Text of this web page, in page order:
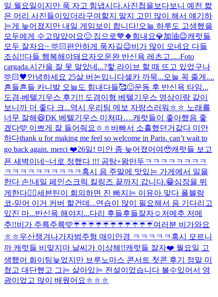
일 월요일이지만 푹 자고 힘냅시다.사진첩을보다보니 예전 짧
은 머리 사진들이있더라구여 할지 말지 고민 많이 해서 얘기하
는게 늦어졌지만 내일 게임보이 합니다!오늘 하루도 고생했을
모두에게 수고많았어요🙂 집으로💙 🍀힘내요💎加油😉캐럿들
모두 잘자요~ 🫶🏻편안하게 푹자길😉비가 많이 오네요 다들
조심!!다들 행복해야돼요자오운완 반신욕 레츠고.....Foto
cargada.시간을 잘 못 알았네...?핳 라이브 할 때 뜨고 있었구나
🫶🏻🖤안녕하세요 25살 버논입니다셀카 까묵...오늘 꼭 줄게....
흔들흔들 카니발 오늘도 힘내다들🥰🙂운동 후 반신욕 타임...
도겸-베텔기우스 후기!! 도겸이형 베텔기우스 영상이랑 같이
보니까 더 좋다 크...역시 우리팀 메보 자랑스러워ㅎㅎ 노래를
너무 잘해😆DK 베텔기우스 미쳐따….캐럿들이 좋아했음 좋
겠다🩵 이쁘게 잘 들어줘요ㅎㅎ바빠서 소홀했던거같다 미안
하다thank u for making me feel so welcome in Paris. can’t wait to
go back again. merci ❤️26일! 미안 좀 늦어졌어여🥹캐럿들 보고
픈 새벽이네~너로 정했다 !!! 곰탕+왕만두 ㅋㅋㅋㅋㅋㅋㅋㅋ
ㅋㅋㅋㅋㅋㅋㅋㅋㅋㅋ 혹시 음 주말에 맛있는 가게에서 일을
한다 손!내일 페인스크릭 킬링즈 끝까지 갑니다.😁심장을 뛰
게한다❤️‍🔥세븐틴이 회의하면 진 빠지는 이유아 맞다 폴블랑
코-믿어 이거 커버 할건데...연습이 많이 필요해서 음 기다리고
있진 마...반신욕 해야지...다리 후들후들잘자☺️ 저메추 저메
추!!비가 주륵주륵🩵☔️☔️☔️☔️☔️☔️☔️☔️☔️☔️☔️여러분 비가와요
ㅎㅎ우산챙겨나가자범주형 매미안경 ㅋㅋㅋㅋㅋ 혹시 모르니
까 캐럿들 비맞지마 날씨가 이상해!!캐럿들 잘자❤️ 월요일 고
생했어 화이팅늦었지만 브루노마스 콘서트 첫콘 후기 정말 미
쳤고 대단했고 그는 살아있는 전설이었습니다 볼수있어서 영
광이었고 많이 배웠어요ㅎㅎㅎ